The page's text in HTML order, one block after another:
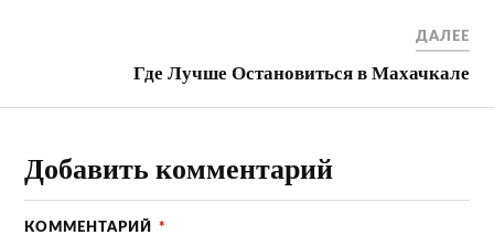
ДАЛЕЕ
Где Лучше Остановиться в Махачкале
Добавить комментарий
КОММЕНТАРИЙ *